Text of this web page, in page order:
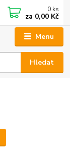
Menu
Hledat
0 ks
za 0,00 Kč